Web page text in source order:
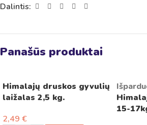
Dalintis:
Panašūs produktai
Himalajų druskos gyvulių
laižalas 2,5 kg.
2,49 €
15-